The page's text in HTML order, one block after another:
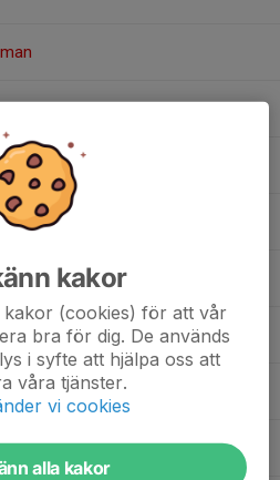
kakor
kakor (cookies) för att vår
bra för dig. De används
i syfte att hjälpa oss att
våra tjänster.
vi cookies
alla kakor